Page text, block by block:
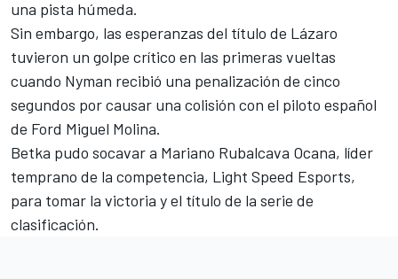
una pista húmeda.
Sin embargo, las esperanzas del título de Lázaro
tuvieron un golpe crítico en las primeras vueltas
cuando Nyman recibió una penalización de cinco
segundos por causar una colisión con el piloto español
de Ford Miguel Molina.
Betka pudo socavar a Mariano Rubalcava Ocana, líder
temprano de la competencia, Light Speed ​​Esports,
para tomar la victoria y el título de la serie de
clasificación.